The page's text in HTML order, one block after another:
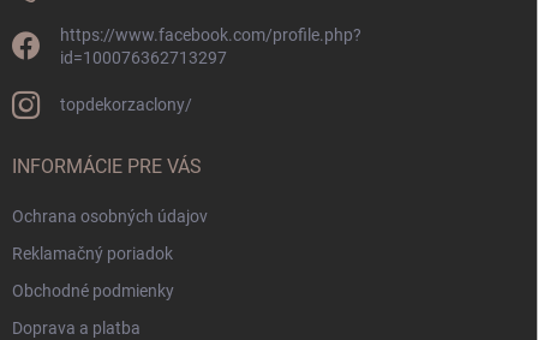
https://www.facebook.com/profile.php?
id=100076362713297
topdekorzaclony/
INFORMÁCIE PRE VÁS
Ochrana osobných údajov
Reklamačný poriadok
Obchodné podmienky
Doprava a platba